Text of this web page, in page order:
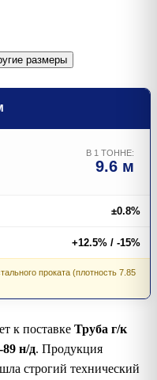
размеры
В 1 ТОННЕ:
9.6 м
±0.8%
+12.5% / -15%
проката (плотность 7.85
к поставке Труба г/к
н/д. Продукция
строгий технический